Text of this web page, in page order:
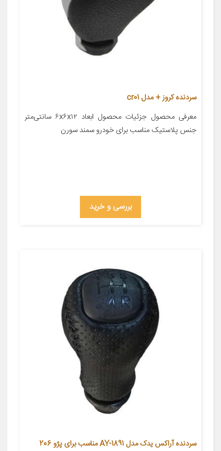
سردنده کروز + مدل cr01
معرفی محصول جزئیات محصول ابعاد ۶x۶x۱۲ سانتی‌متر
جنس پلاستیک مناسب برای خودرو سمند سورن
بررسی و خرید
سردنده آراکس یدک مدل AY-1891 مناسب برای پژو 206